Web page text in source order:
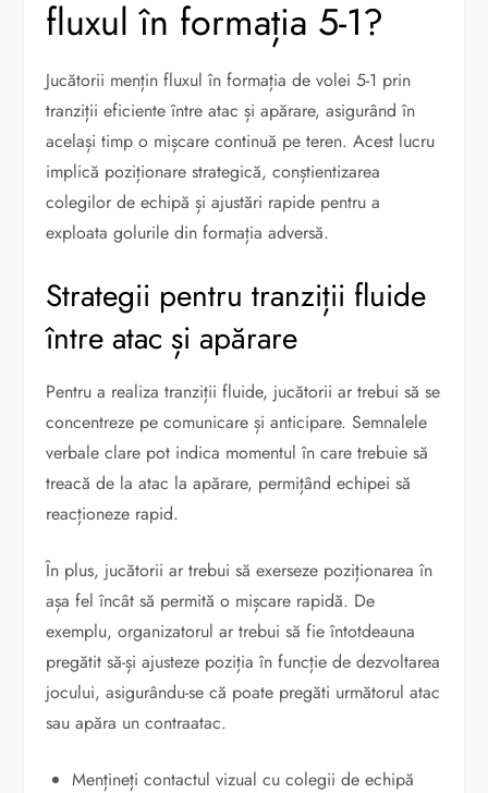
fluxul în formația 5-1?
Jucătorii mențin fluxul în formația de volei 5-1 prin
tranziții eficiente între atac și apărare, asigurând în
același timp o mișcare continuă pe teren. Acest lucru
implică poziționare strategică, conștientizarea
colegilor de echipă și ajustări rapide pentru a
exploata golurile din formația adversă.
Strategii pentru tranziții fluide
între atac și apărare
Pentru a realiza tranziții fluide, jucătorii ar trebui să se
concentreze pe comunicare și anticipare. Semnalele
verbale clare pot indica momentul în care trebuie să
treacă de la atac la apărare, permițând echipei să
reacționeze rapid.
În plus, jucătorii ar trebui să exerseze poziționarea în
așa fel încât să permită o mișcare rapidă. De
exemplu, organizatorul ar trebui să fie întotdeauna
pregătit să-și ajusteze poziția în funcție de dezvoltarea
jocului, asigurându-se că poate pregăti următorul atac
sau apăra un contraatac.
Mențineți contactul vizual cu colegii de echipă